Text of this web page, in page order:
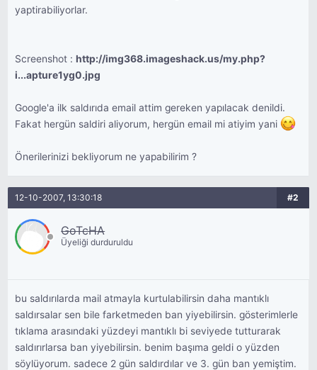
yaptirabiliyorlar.
Screenshot :http://img368.imageshack.us/my.php?
i...apture1yg0.jpg
Google'a ilk saldırıda email attim gereken yapılacak denildi.
Fakat hergün saldiri aliyorum, hergün email mi atiyim yani
Önerilerinizi bekliyorum ne yapabilirim ?
12-10-2007, 13:30:18 #2
GoTcHA
Üyeliği durduruldu
bu saldırılarda mail atmayla kurtulabilirsin daha mantıklı
saldırsalar sen bile farketmeden ban yiyebilirsin. gösterimlerle
tıklama arasındaki yüzdeyi mantıklı bi seviyede tutturarak
saldırırlarsa ban yiyebilirsin. benim başıma geldi o yüzden
söylüyorum. sadece 2 gün saldırdılar ve 3. gün ban yemiştim.